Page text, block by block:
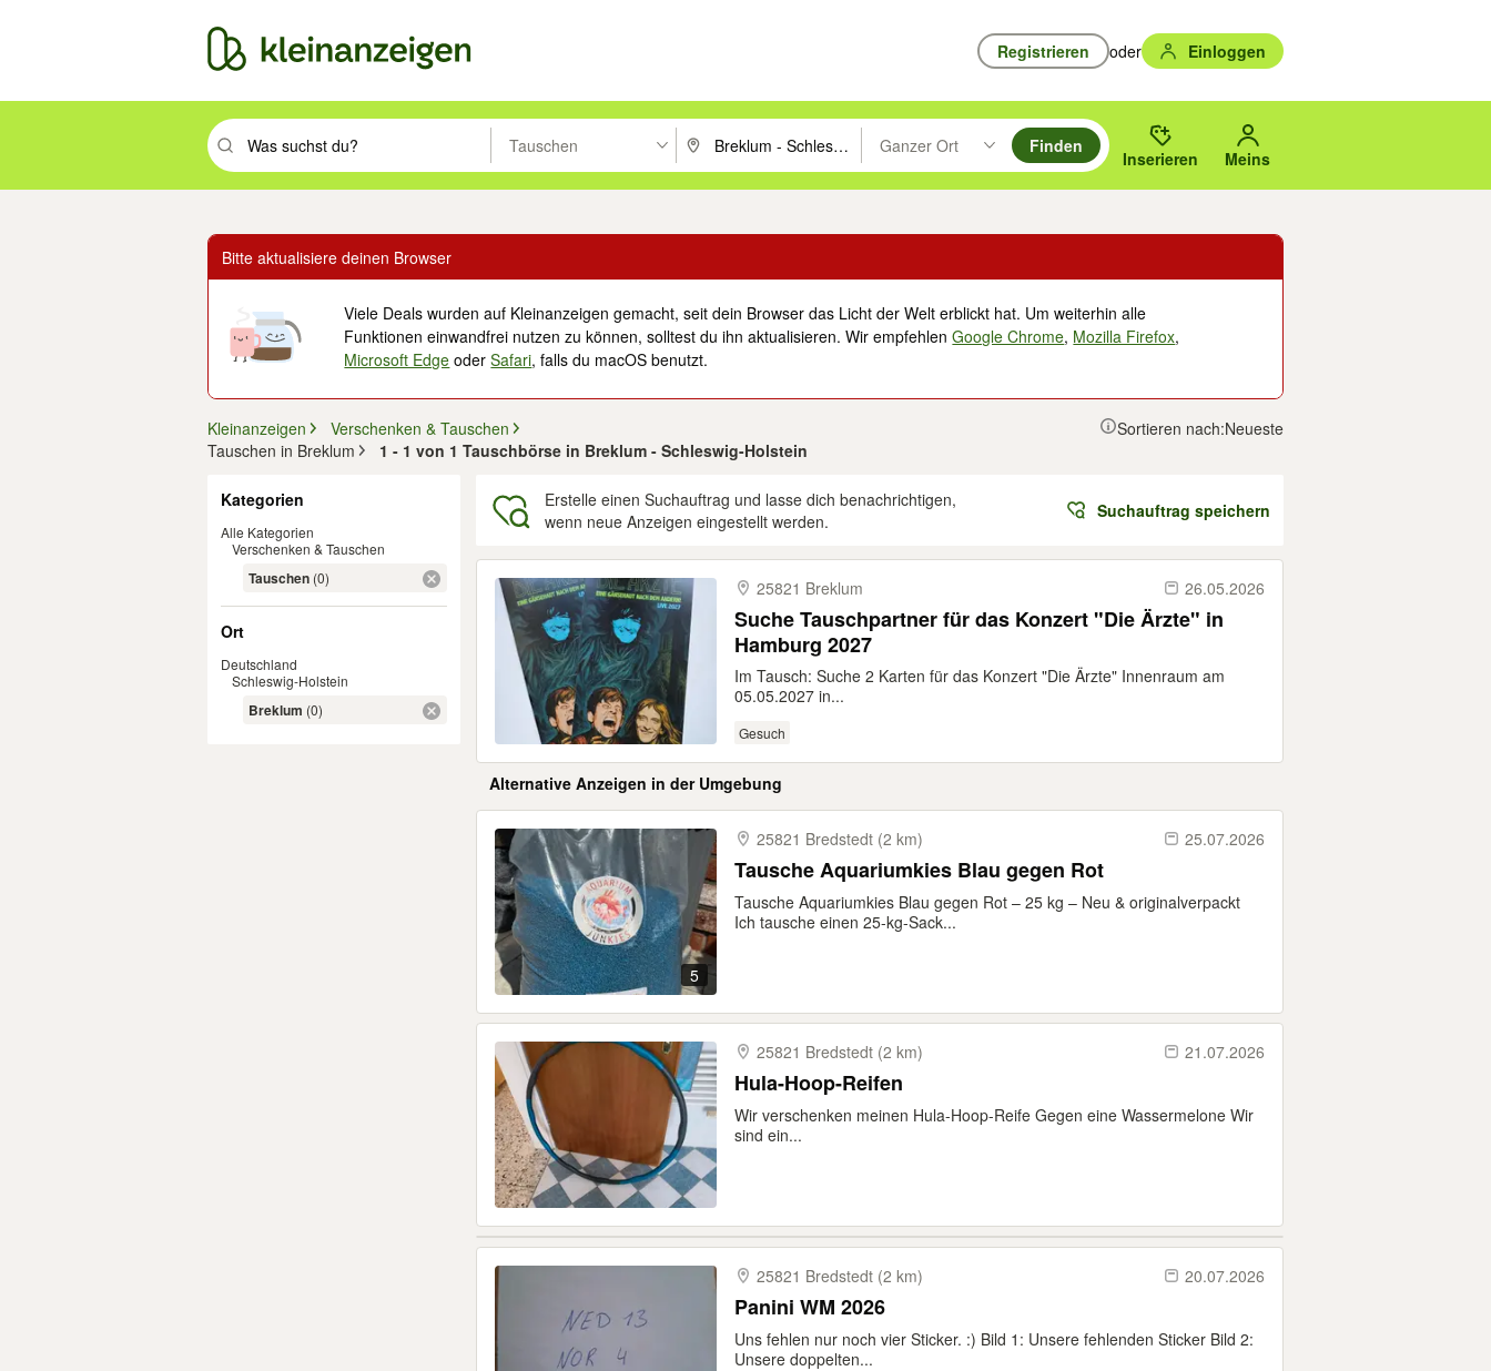
Registrieren oder Einloggen
Suchbegriff eingeben. Eingabetaste drücken um zu suchen, oder Vorschläge mit den Pfeiltasten nach oben/unten durchsuchen und mit Eingabetaste auswählen.
Tauschen PLZ oder Ort eingeben. Eingabetaste drücken um zu suchen, oder Vorschläge mit den Pfeiltasten nach oben/
Ganzer Ort
Suche im Umkreis des gewählten Orts oder PLZ.
Finden
Inserieren Meins
Bitte aktualisiere deinen Browser
Viele Deals wurden auf Kleinanzeigen gemacht, seit dein Browser das Licht der Welt erblickt hat. Um weiterhin alle
Funktionen einwandfrei nutzen zu können, solltest du ihn aktualisieren. Wir empfehlenGoogle Chrome, Mozilla Firefox,
Microsoft Edge oderSafari, falls du macOS benutzt.
Kleinanzeigen
Verschenken & Tauschen
Tauschen in Breklum
1 - 1 von 1 Tauschbörse in Breklum - Schleswig-Holstein
Sortieren nach:Neueste
Kategorien
Alle Kategorien
Verschenken & Tauschen
Tauschen (0)
Ort
Deutschland
Schleswig-Holstein
Breklum (0)
Erstelle einen Suchauftrag und lasse dich benachrichtigen,
wenn neue Anzeigen eingestellt werden.
Suchauftrag speichern
25821 Breklum
26.05.2026
Suche Tauschpartner für das Konzert "Die Ärzte" in
Hamburg 2027
Im Tausch: Suche 2 Karten für das Konzert "Die Ärzte" Innenraum am
05.05.2027 in...
Gesuch
Alternative Anzeigen in der Umgebung
5
25821 Bredstedt (2 km) 25.07.2026
Tausche Aquariumkies Blau gegen Rot
Tausche Aquariumkies Blau gegen Rot – 25 kg – Neu & originalverpackt
Ich tausche einen 25-kg-Sack...
25821 Bredstedt (2 km) 21.07.2026
Hula-Hoop-Reifen
Wir verschenken meinen Hula-Hoop-Reife Gegen eine Wassermelone Wir
sind ein...
25821 Bredstedt (2 km) 20.07.2026
Panini WM 2026
Uns fehlen nur noch vier Sticker. :) Bild 1: Unsere fehlenden Sticker Bild 2:
Unsere doppelten...